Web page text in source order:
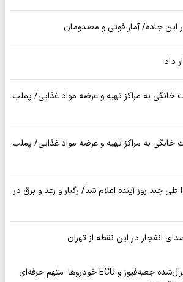
در این جاده/ آمار فوتی و مصدومان
داد
خانگی به مراکز تهیه و عرضه مواد غذایی/ پملب
خانگی به مراکز تهیه و عرضه مواد غذایی/ پملب
چند روز آینده اعلام شد/ رگبار و رعد و برق در
انفجار در این نقطه از تهران
پایان جولان سارق وایرال‌شده جعبه‌فیوز و ECU خودروها؛ متهم حرفه‌ای